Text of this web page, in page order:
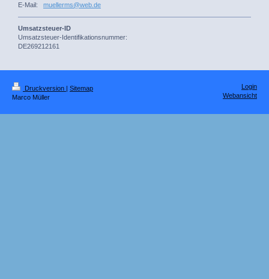
E-Mail: muellerms@web.de
Umsatzsteuer-ID
Umsatzsteuer-Identifikationsnummer:
DE269212161
Druckversion | Sitemap
Marco Müller
Login
Webansicht